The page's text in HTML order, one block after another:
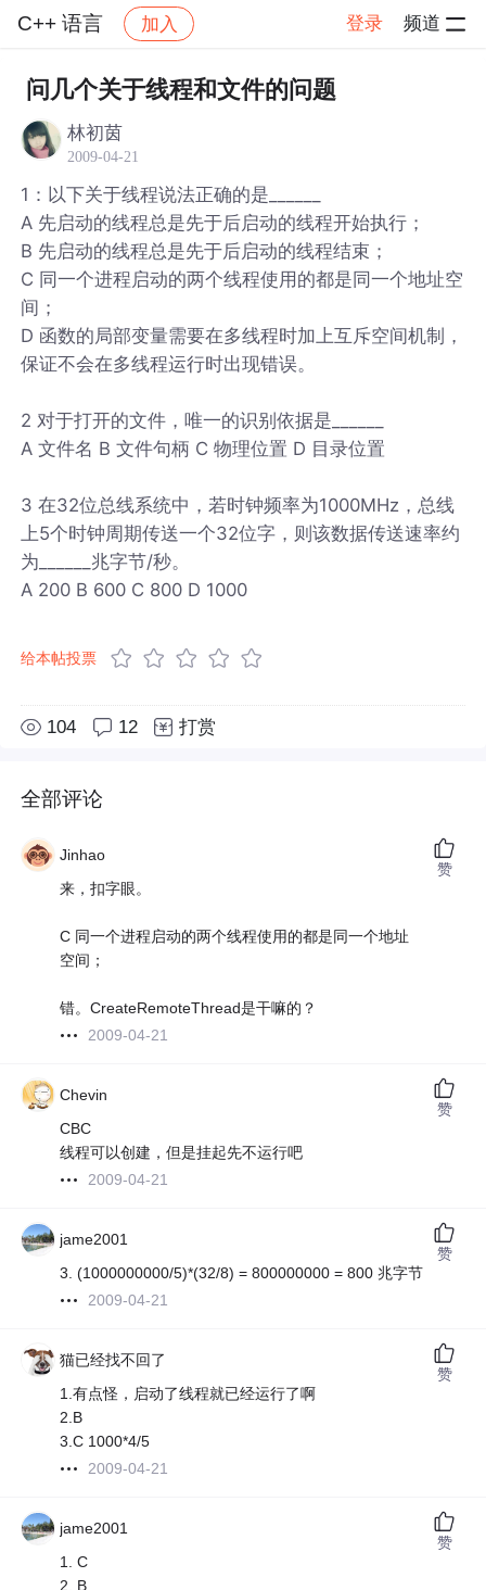
C++ 语言 加入 登录 频道
社区 C++ 语言 帖子详情
问几个关于线程和文件的问题
林初茵
2009-04-21
1：以下关于线程说法正确的是______
A 先启动的线程总是先于后启动的线程开始执行；
B 先启动的线程总是先于后启动的线程结束；
C 同一个进程启动的两个线程使用的都是同一个地址空
间；
D 函数的局部变量需要在多线程时加上互斥空间机制，
保证不会在多线程运行时出现错误。
2 对于打开的文件，唯一的识别依据是______
A 文件名 B 文件句柄 C 物理位置 D 目录位置
3 在32位总线系统中，若时钟频率为1000MHz，总线
上5个时钟周期传送一个32位字，则该数据传送速率约
为______兆字节/秒。
A 200 B 600 C 800 D 1000
给本帖投票
104 12 打赏
全部评论
Jinhao
来，扣字眼。
C 同一个进程启动的两个线程使用的都是同一个地址
空间；
错。CreateRemoteThread是干嘛的？
2009-04-21
赞
Chevin
CBC
线程可以创建，但是挂起先不运行吧
2009-04-21
赞
jame2001
3. (1000000000/5)*(32/8) = 800000000 = 800 兆字节
2009-04-21
赞
猫已经找不回了
1.有点怪，启动了线程就已经运行了啊
2.B
3.C 1000*4/5
2009-04-21
赞
jame2001
1. C
2. B
赞